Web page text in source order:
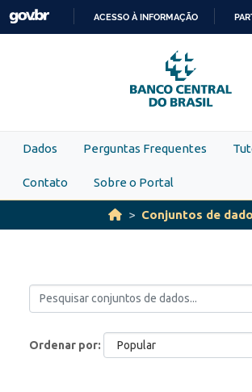
Skip to main content
PARA
O
CONTEÚDO
ACESSO À INFORMAÇÃO
Dados Perguntas Frequentes
Contato Sobre o Portal
Conjuntos de
Ordenar por